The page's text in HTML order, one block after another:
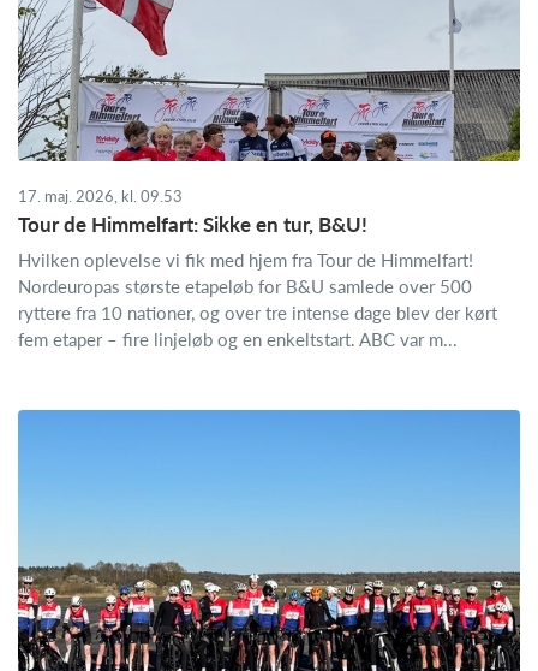
17. maj. 2026, kl. 09.53
Tour de Himmelfart: Sikke en tur, B&U!
Hvilken oplevelse vi fik med hjem fra Tour de Himmelfart!
Nordeuropas største etapeløb for B&U samlede over 500
ryttere fra 10 nationer, og over tre intense dage blev der kørt
fem etaper – fire linjeløb og en enkeltstart. ABC var m...